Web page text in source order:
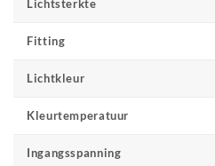
Lichtsterkte
Fitting
Lichtkleur
Kleurtemperatuur
Ingangsspanning